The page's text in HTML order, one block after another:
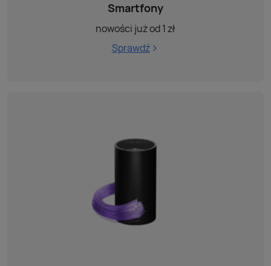
Smartfony
nowości już od 1 zł
Sprawdź